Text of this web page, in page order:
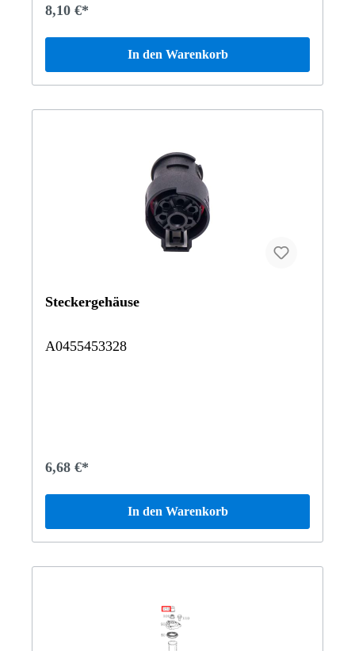
8,10 €*
In den Warenkorb
Steckergehäuse
A0455453328
6,68 €*
In den Warenkorb